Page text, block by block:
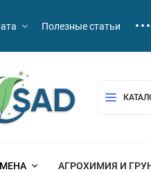
Полезные статьи
АГРОХИМИЯ И